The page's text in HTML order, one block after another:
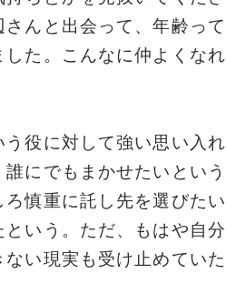
さんと出会って、年齢って
した。こんなに仲よくなれ
役に対して強い思い入れ
にでもまかせたいという
慎重に託し先を選びたい
という。ただ、もはや自分
い現実も受け止めていた